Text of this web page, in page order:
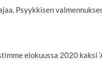
Psyykkisen
elokuussa 2020 kaksi